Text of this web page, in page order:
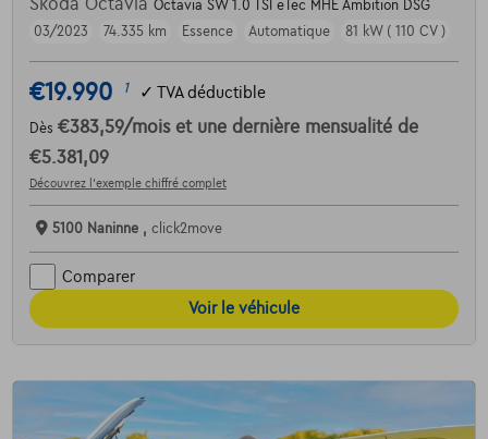
Skoda Octavia Octavia SW 1.0 TSI eTec MHE Ambition DSG
03/2023
74.335 km Essence Automatique 81 kW ( 110 CV )
€19.990 1 ✓ TVA déductible
Dès €383,59/mois et une dernière mensualité de
€5.381,09
Découvrez l’exemple chiffré complet
5100 Naninne , click2move
Comparer
Voir le véhicule